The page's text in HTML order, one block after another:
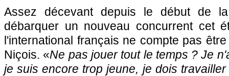
Assez décevant depuis le début de
débarquer un nouveau concurrent cet
l'international français ne compte pas
Niçois. «Ne pas jouer tout le temps ? Je
je suis encore trop jeune, je dois